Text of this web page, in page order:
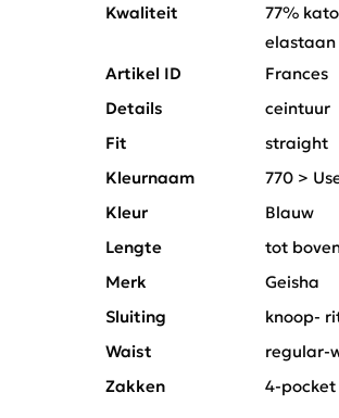
Kwaliteit
77%
elastaan
Artikel ID
Frances
Details
ceintuur
Fit
straight
Kleurnaam
770 >
Kleur
Blauw
Lengte
tot
Merk
Geisha
Sluiting
knoop-
Waist
regular-
Zakken
4-pocket